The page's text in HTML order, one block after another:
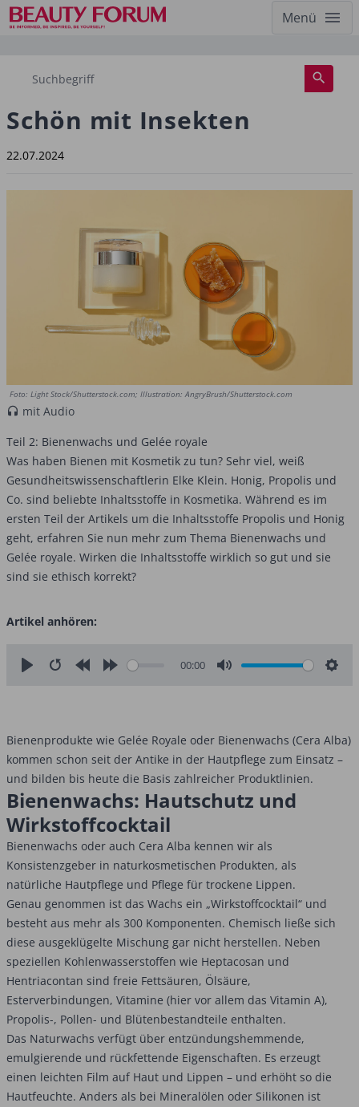
Menü
Schön mit Insekten
22.07.2024
Foto: Light Stock/Shutterstock.com; Illustration: AngryBrush/Shutterstock.com
mit Audio
Teil 2: Bienenwachs und Gelée royale
Was haben Bienen mit Kosmetik zu tun? Sehr viel, weiß
Gesundheitswissenschaftlerin Elke Klein. Honig, Propolis und
Co. sind beliebte Inhaltsstoffe in Kosmetika. Während es im
ersten Teil der Artikels um die Inhaltsstoffe Propolis und Honig
geht, erfahren Sie nun mehr zum Thema Bienenwachs und
Gelée royale. Wirken die Inhaltsstoffe wirklich so gut und sie
sind sie ethisch korrekt?
Artikel anhören:
00:00
Bienenprodukte wie Gelée Royale oder Bienenwachs (Cera Alba)
kommen schon seit der Antike in der Hautpflege zum Einsatz –
und bilden bis heute die Basis zahlreicher Produktlinien.
Bienenwachs: Hautschutz und
Wirkstoffcocktail
Bienenwachs oder auch Cera Alba kennen wir als
Konsistenzgeber in naturkosmetischen Produkten, als
natürliche Hautpflege und Pflege für trockene Lippen.
Genau genommen ist das Wachs ein „Wirkstoffcocktail“ und
besteht aus mehr als 300 Komponenten. Chemisch ließe sich
diese ausgeklügelte Mischung gar nicht herstellen. Neben
speziellen Kohlenwasserstoffen wie Heptacosan und
Hentriacontan sind freie Fettsäuren, Ölsäure,
Esterverbindungen, Vitamine (hier vor allem das Vitamin A),
Propolis-, Pollen- und Blütenbestandteile enthalten.
Das Naturwachs verfügt über entzündungshemmende,
emulgierende und rückfettende Eigenschaften. Es erzeugt
einen leichten Film auf Haut und Lippen – und erhöht so die
Hautfeuchte. Anders als bei Mineralölen oder Silikonen ist